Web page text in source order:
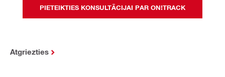
PIETEIKTIES KONSULTĀCIJAI PAR ON!TRACK
Atgriezties